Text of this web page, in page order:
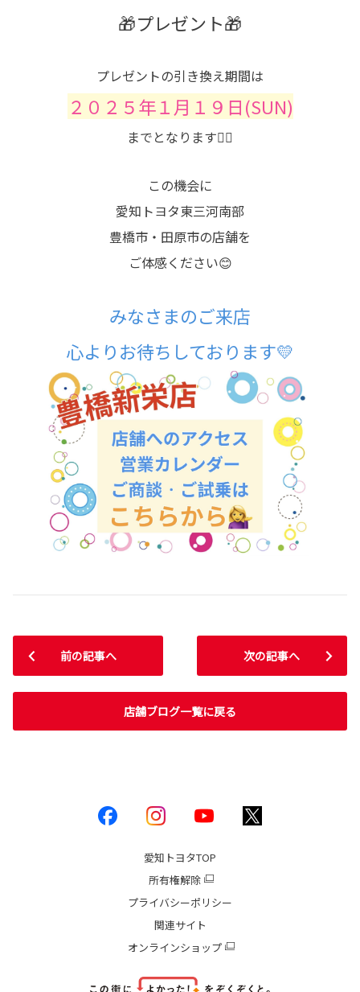
🎁プレゼント🎁
プレゼントの引き換え期間は
２０２５年１月１９日(SUN)
までとなります💁‍♂️
この機会に
愛知トヨタ東三河南部
豊橋市・田原市の店舗を
ご体感ください😊
みなさまのご来店
心よりお待ちしております💛
前の記事へ
店舗ブログ一覧に戻る
次の記事へ
愛知トヨタTOP
所有権解除
プライバシーポリシー
関連サイト
オンラインショップ